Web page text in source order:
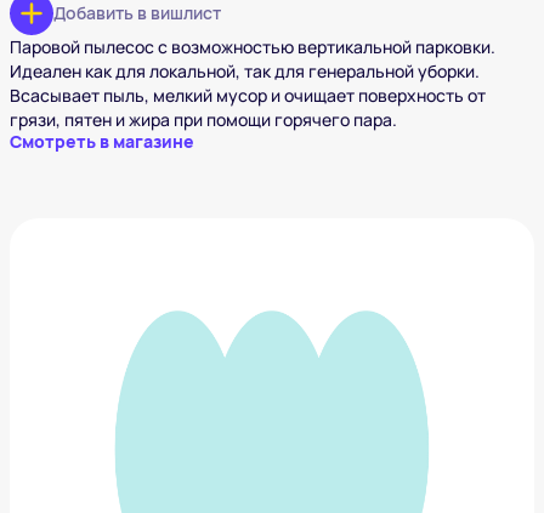
Добавить в вишлист
Паровой пылесос с возможностью вертикальной парковки.
Идеален как для локальной, так для генеральной уборки.
Всасывает пыль, мелкий мусор и очищает поверхность от
грязи, пятен и жира при помощи горячего пара.
Смотреть в магазине